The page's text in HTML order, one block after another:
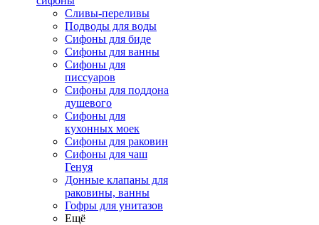
Сливы-переливы
Подводы для воды
Сифоны для биде
Сифоны для ванны
Сифоны для
писсуаров
Сифоны для поддона
душевого
Сифоны для
кухонных моек
Сифоны для раковин
Сифоны для чаш
Генуя
Донные клапаны для
раковины, ванны
Гофры для унитазов
Ещё